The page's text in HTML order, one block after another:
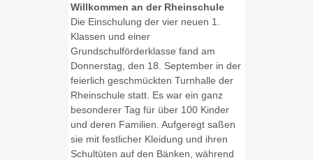
Willkommen an der Rheinschule
Die Einschulung der vier neuen 1.
Klassen und einer
Grundschulförderklasse fand am
Donnerstag, den 18. September in der
feierlich geschmückten Turnhalle der
Rheinschule statt. Es war ein ganz
besonderer Tag für über 100 Kinder
und deren Familien. Aufgeregt saßen
sie mit festlicher Kleidung und ihren
Schultüten auf den Bänken, während